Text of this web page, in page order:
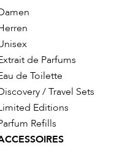
de Parfums
de Toilette
/ Travel Sets
Editions
Refills